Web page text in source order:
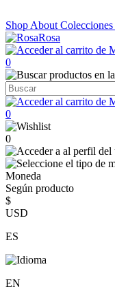
Shop About Colecciones
0
0
0
Moneda
Según producto
$
USD
ES
EN